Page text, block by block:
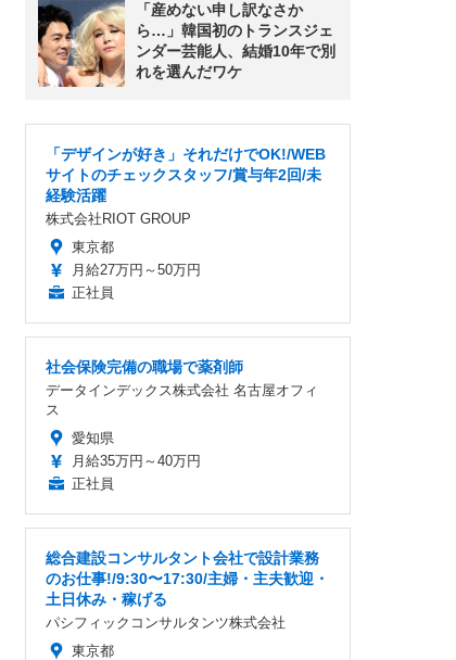
「産めない申し訳なさか
ら…」韓国初のトランスジェ
ンダー芸能人、結婚10年で別
れを選んだワケ
「デザインが好き」それだけでOK!/WEB
サイトのチェックスタッフ/賞与年2回/未
経験活躍
株式会社RIOT GROUP
東京都
月給27万円～50万円
正社員
社会保険完備の職場で薬剤師
データインデックス株式会社 名古屋オフィ
ス
愛知県
月給35万円～40万円
正社員
総合建設コンサルタント会社で設計業務
のお仕事!/9:30〜17:30/主婦・主夫歓迎・
土日休み・稼げる
パシフィックコンサルタンツ株式会社
東京都